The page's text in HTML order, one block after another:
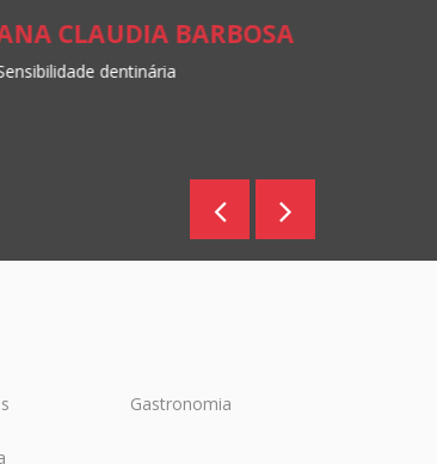
CLAUDIA BARBOSA
dentinária
Gastronomia